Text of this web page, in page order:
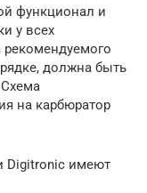
функционал и
у всех
должна быть
на карбюратор
Digitronic имеют